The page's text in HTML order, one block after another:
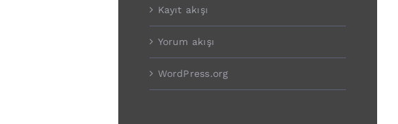
Kayıt akışı
Yorum akışı
WordPress.org